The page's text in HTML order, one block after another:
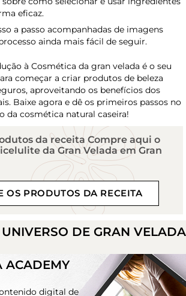
eficaz.
a passo acompanhadas de imagens
ainda mais fácil de seguir.
à Cosmética da gran velada é o seu
começar a criar produtos de beleza
aproveitando os benefícios dos
Baixe agora e dê os primeiros passos no
da cosmética natural caseira!
da receita Compre aqui o
da Gran Velada em Gran
OS PRODUTOS DA RECEITA
DE GRAN VELADA
ACADEMY
digital de